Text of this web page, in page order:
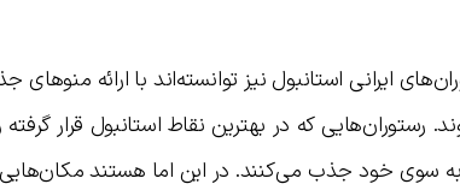
ایرانی استانبول نیز توانسته‌اند با ارائه منوهای
که در بهترین نقاط استانبول قرار گرفته
به سوی خود جذب می‌کنند. در این اما هستند